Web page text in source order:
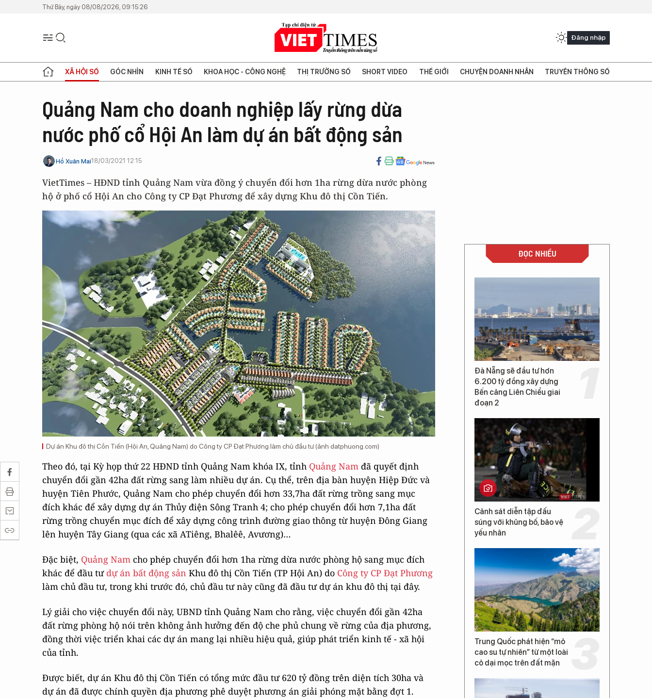
Thứ Bảy, ngày 08/08/2026, 09:15:26
Đăng nhập
XÃ HỘI SỐ GÓC NHÌN KINH TẾ SỐ KHOA HỌC - CÔNG NGHỆ THỊ TRƯỜNG SỐ SHORT VIDEO THẾ GIỚI CHUYỆN DOANH NHÂN TRUYỀN THÔNG SỐ
Quảng Nam cho doanh nghiệp lấy rừng dừa
nước phố cổ Hội An làm dự án bất động sản
Hồ Xuân Mai18/03/2021 12:15
VietTimes – HĐND tỉnh Quảng Nam vừa đồng ý chuyển đổi hơn 1ha rừng dừa nước phòng
hộ ở phố cổ Hội An cho Công ty CP Đạt Phương để xây dựng Khu đô thị Cồn Tiến.
Dự án Khu đô thị Cồn Tiến (Hội An, Quảng Nam) do Công ty CP Đạt Phương làm chủ đầu tư (ảnh datphuong.com)
Theo đó, tại Kỳ họp thứ 22 HĐND tỉnh Quảng Nam khóa IX, tỉnh Quảng Nam đã quyết định
chuyển đổi gần 42ha đất rừng sang làm nhiều dự án. Cụ thể, trên địa bàn huyện Hiệp Đức và
huyện Tiên Phước, Quảng Nam cho phép chuyển đổi hơn 33,7ha đất rừng trồng sang mục
đích khác để xây dựng dự án Thủy điện Sông Tranh 4; cho phép chuyển đổi hơn 7,1ha đất
rừng trồng chuyển mục đích để xây dựng công trình đường giao thông từ huyện Đông Giang
lên huyện Tây Giang (qua các xã ATiêng, Bhalêê, Avương)…
Đặc biệt, Quảng Nam cho phép chuyển đổi hơn 1ha rừng dừa nước phòng hộ sang mục đích
khác để đầu tư dự án bất động sản Khu đô thị Cồn Tiến (TP Hội An) do Công ty CP Đạt Phương
làm chủ đầu tư, trong khi trước đó, chủ đầu tư này cũng đã đầu tư dự án khu đô thị tại đây.
Lý giải cho việc chuyển đổi này, UBND tỉnh Quảng Nam cho rằng, việc chuyển đổi gần 42ha
đất rừng phòng hộ nói trên không ảnh hưởng đến độ che phủ chung về rừng của địa phương,
đồng thời việc triển khai các dự án mang lại nhiều hiệu quả, giúp phát triển kinh tế - xã hội
của tỉnh.
Được biết, dự án Khu đô thị Cồn Tiến có tổng mức đầu tư 620 tỷ đồng trên diện tích 30ha và
dự án đã được chính quyền địa phương phê duyệt phương án giải phóng mặt bằng đợt 1.
ĐỌC NHIỀU
Đà Nẵng sẽ đầu tư hơn
6.200 tỷ đồng xây dựng
Bến cảng Liên Chiểu giai
đoạn 2
Cảnh sát diễn tập đấu
súng với khủng bố, bảo vệ
yếu nhân
Trung Quốc phát hiện “mỏ
cao su tự nhiên” từ một loài
cỏ dại mọc trên đất mặn